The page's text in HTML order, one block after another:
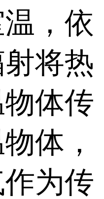
，依
将热
体传
体，
为传